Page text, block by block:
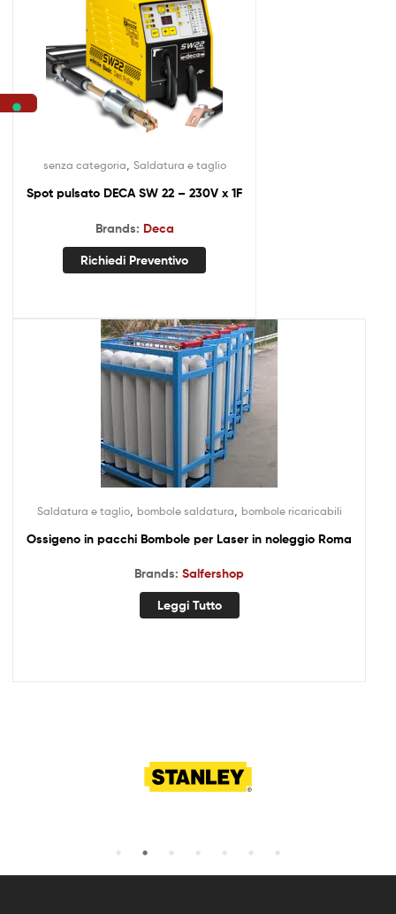
senza categoria, Saldatura e taglio
Spot pulsato DECA SW 22 – 230V x 1F
Brands: Deca
Richiedi Preventivo
Saldatura e taglio, bombole saldatura bombole ricaricabili
Ossigeno in pacchi Bombole per Laser in noleggio Roma
Brands: Salfershop
Leggi Tutto